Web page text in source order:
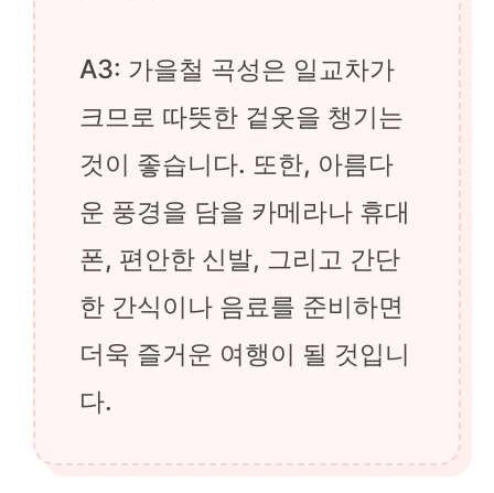
A3: 가을철 곡성은 일교차가
크므로 따뜻한 겉옷을 챙기는
것이 좋습니다. 또한, 아름다
운 풍경을 담을 카메라나 휴대
폰, 편안한 신발, 그리고 간단
한 간식이나 음료를 준비하면
더욱 즐거운 여행이 될 것입니
다.